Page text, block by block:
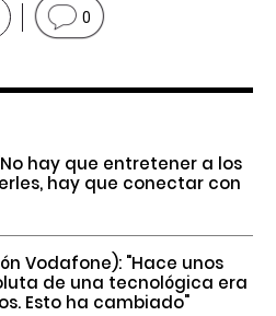
0
hay que entretener a los
hay que conectar con
Vodafone): "Hace unos
de una tecnológica era
Esto ha cambiado"